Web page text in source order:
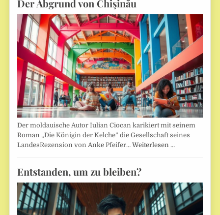
Der Abgrund von Chişinău
Der moldauische Autor Iulian Ciocan karikiert mit seinem
Roman „Die Königin der Kelche” die Gesellschaft seines
LandesRezension von Anke Pfeifer…Weiterlesen …
Entstanden, um zu bleiben?